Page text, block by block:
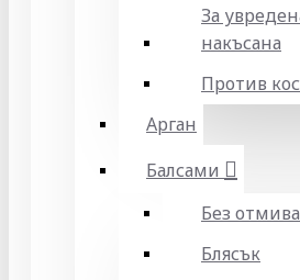
За
накъсана
Против
Арган
Балсами
Без
Блясък